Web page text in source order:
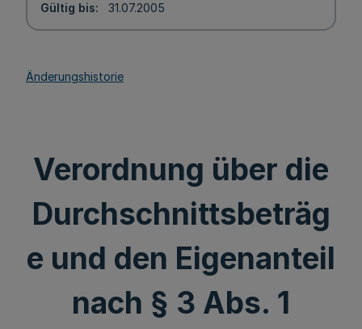
Gültig bis
31.07.2005
Änderungshistorie
Verordnung über die
Durchschnittsbeträg
e und den Eigenanteil
nach § 3 Abs. 1